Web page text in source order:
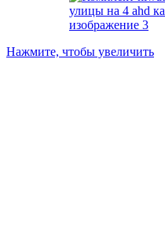
Нажмите, чтобы увеличить